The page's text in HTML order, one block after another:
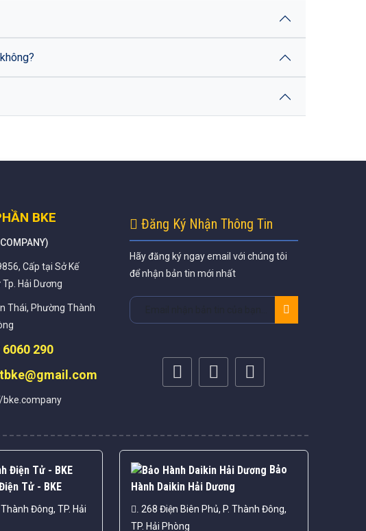
Nếu phòng của tôi bị mặt trời chiếu sáng trực tiếp thì có ảnh hưởng gì đến việc lựa chọn điều hòa không?
BKE
)
Cấp tại Sở Kế
Hải Dương
Thái, Phường Thành
6060 290
bke.company
Đăng Ký Nhận Thông Tin
Hãy đăng ký ngay email với chúng tôi
để nhận bản tin mới nhất
Tử - BKE
Đông, TP. Hải
Bảo
Hành Daikin Hải Dương
268 Điện Biên Phủ, P. Thành Đông,
TP. Hải Phòng